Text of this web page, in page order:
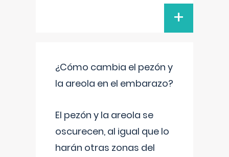
+
¿Cómo cambia el pezón y
la areola en el embarazo?
El pezón y la areola se
oscurecen, al igual que lo
harán otras zonas del